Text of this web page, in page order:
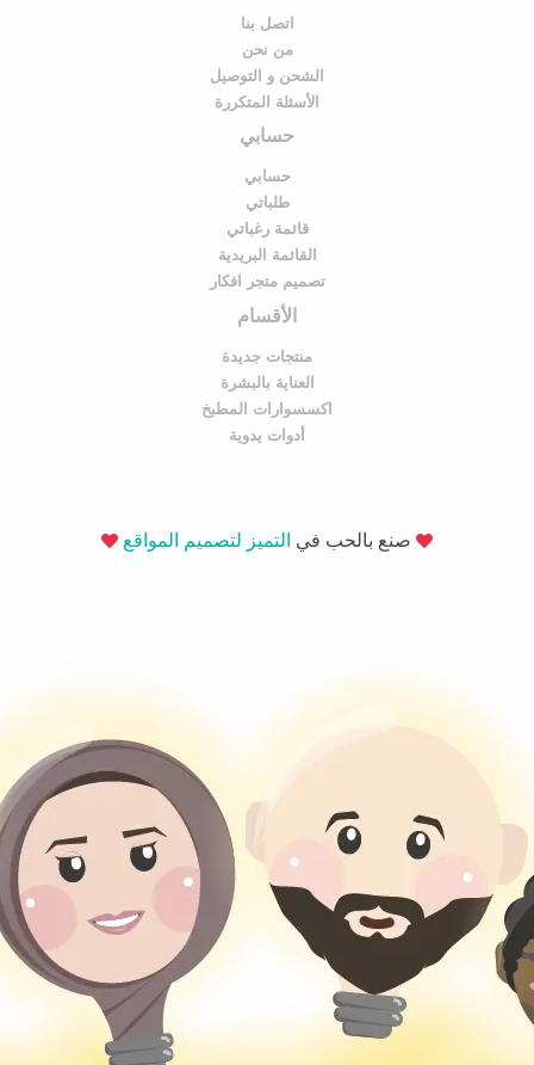
اتصل بنا
من نحن
الشحن و التوصيل
الأسئلة المتكررة
حسابي
حسابي
طلباتي
قائمة رغباتي
القائمة البريدية
تصميم متجر افكار
الأقسام
منتجات جديدة
العناية بالبشرة
اكسسوارات المطبخ
أدوات يدوية
صنع بالحب في التميز لتصميم المواقع